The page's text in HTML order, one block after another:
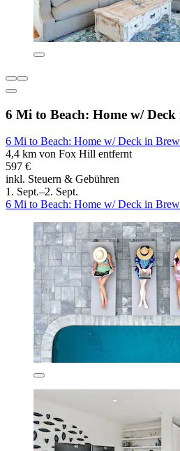
6 Mi to Beach: Home w/ Deck
6 Mi to Beach: Home w/ Deck in
4,4 km von Fox Hill entfernt
597 €
inkl. Steuern & Gebühren
1. Sept.–2. Sept.
6 Mi to Beach: Home w/ Deck in